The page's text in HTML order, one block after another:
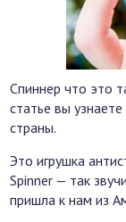
Спиннер что это
статье вы
страны.
Это игрушка
Spinner — так
пришла к нам из